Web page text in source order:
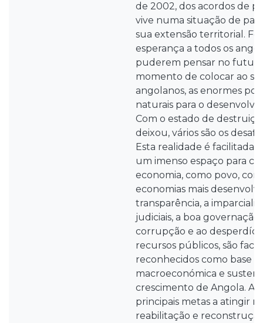
de 2002, dos acordos de
vive numa situação de
sua extensão territorial.
esperança a todos os
puderem pensar no
momento de colocar ao
angolanos, as enormes
naturais para o
Com o estado de
deixou, vários são os
Esta realidade é facilitada,
um imenso espaço para
economia, como povo,
economias mais
transparência, a
judiciais, a boa
corrupção e ao
recursos públicos, são
reconhecidos como base
macroeconómica e
crescimento de Angola.
principais metas a atingir
reabilitação e